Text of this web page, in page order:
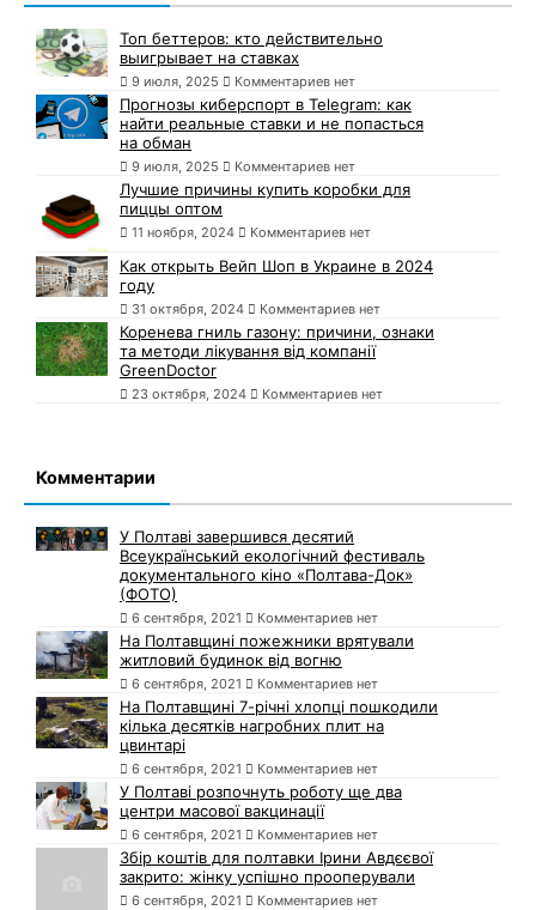
Топ беттеров: кто действительно
выигрывает на ставках
9 июля, 2025 Комментариев нет
Прогнозы киберспорт в Telegram: как
найти реальные ставки и не попасться
на обман
9 июля, 2025 Комментариев нет
Лучшие причины купить коробки для
пиццы оптом
11 ноября, 2024 Комментариев нет
Как открыть Вейп Шоп в Украине в 2024
году
31 октября, 2024 Комментариев нет
Коренева гниль газону: причини, ознаки
та методи лікування від компанії
GreenDoctor
23 октября, 2024 Комментариев нет
Комментарии
У Полтаві завершився десятий
Всеукраїнський екологічний фестиваль
документального кіно «Полтава-Док»
(ФОТО)
6 сентября, 2021 Комментариев нет
На Полтавщині пожежники врятували
житловий будинок від вогню
6 сентября, 2021 Комментариев нет
На Полтавщині 7-річні хлопці пошкодили
кілька десятків нагробних плит на
цвинтарі
6 сентября, 2021 Комментариев нет
У Полтаві розпочнуть роботу ще два
центри масової вакцинації
6 сентября, 2021 Комментариев нет
Збір коштів для полтавки Ірини Авдєєвої
закрито: жінку успішно прооперували
6 сентября, 2021 Комментариев нет